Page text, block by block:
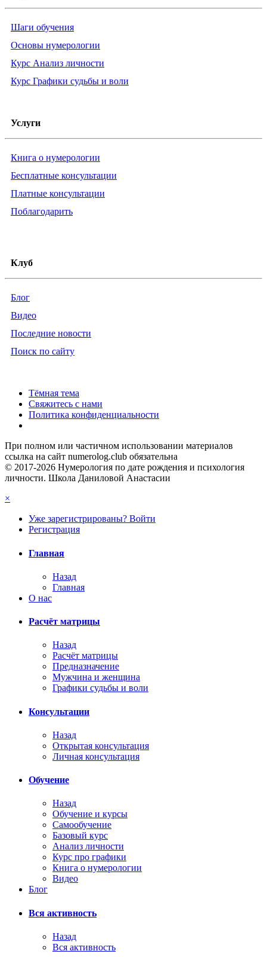
Шаги обучения
Основы нумерологии
Курс Анализ личности
Курс Графики судьбы и воли
Услуги
Книга о нумерологии
Бесплатные консультации
Платные консультации
Поблагодарить
Клуб
Блог
Видео
Последние новости
Поиск по сайту
Тёмная тема
Свяжитесь с нами
Политика конфиденциальности
При полном или частичном использовании материалов
ссылка на сайт numerolog.club обязательна
© 2017-2026 Нумерология по дате рождения и психология
личности. Школа Даниловой Анастасии
×
Уже зарегистрированы? Войти
Регистрация
Главная
Назад
Главная
О нас
Расчёт матрицы
Назад
Расчёт матрицы
Предназначение
Мужчина и женщина
Графики судьбы и воли
Консультации
Назад
Открытая консультация
Личная консультация
Обучение
Назад
Обучение и курсы
Самообучение
Базовый курс
Анализ личности
Курс про графики
Книга о нумерологии
Видео
Блог
Вся активность
Назад
Вся активность